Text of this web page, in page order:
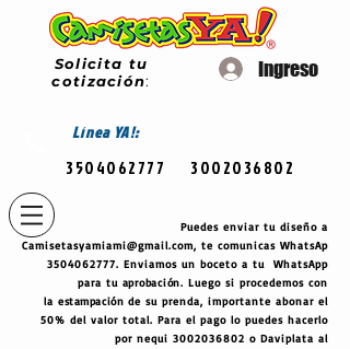
Solicita tu
cotización:
Ingreso
LíneaYA!:
3504062777 3002036802
Puedes enviar tu diseño a
Camisetasyamiami@gmail.com, te comunicas WhatsAp
3504062777. Enviamos un boceto a tu WhatsApp
para tu aprobación. Luego si procedemos con
laestampación de su prenda, importante abonar el
50% del valor total. Para el pago lo puedes hacerlo
por nequi 3002036802 o Daviplata al